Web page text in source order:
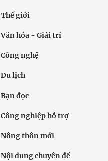
Thế giới
Văn hóa - Giải trí
Công nghệ
Du lịch
Bạn đọc
Công nghiệp hỗ trợ
Nông thôn mới
Nội dung chuyên đề